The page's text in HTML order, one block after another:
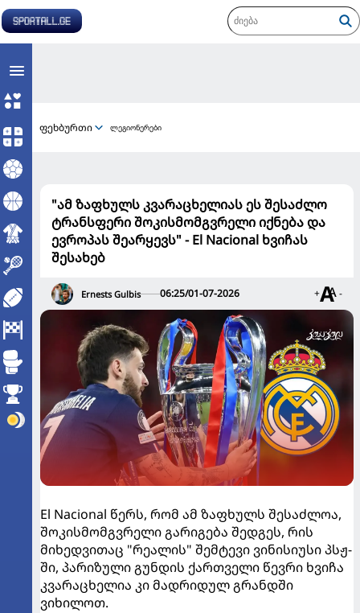
ფეხბურთი ლეგიონერები
"ამ ზაფხულს კვარაცხელიას ეს შესაძლო
ტრანსფერი შოკისმომგვრელი იქნება და
ევროპას შეარყევს" - El Nacional ხვიჩას
შესახებ
Ernests Gulbis 06:25/01-07-2026 + -
El Nacional წერს, რომ ამ ზაფხულს შესაძლოა,
შოკისმომგვრელი გარიგება შედგეს, რის
მიხედვითაც "რეალის" შემტევი ვინისიუსი პსჟ-
ში, პარიზული გუნდის ქართველი წევრი ხვიჩა
კვარაცხელია კი მადრიდულ გრანდში
ვიხილოთ.